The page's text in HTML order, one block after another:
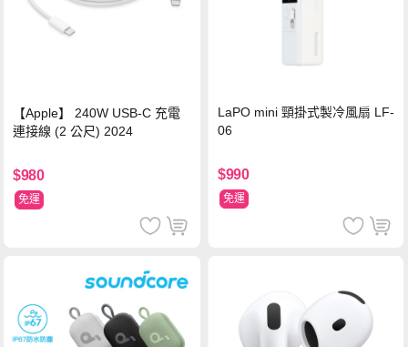
【Apple】 240W USB-C 充電
連接線 (2 公尺) 2024
$980
免運
LaPO mini 頸掛式製冷風扇 LF-
06
$990
免運